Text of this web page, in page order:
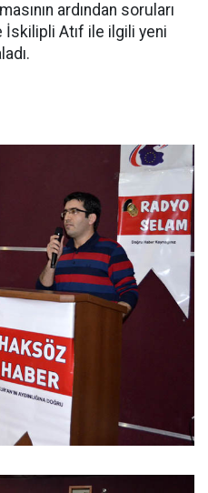
ardından soruları
İskilipli Atıf ile ilgili yeni